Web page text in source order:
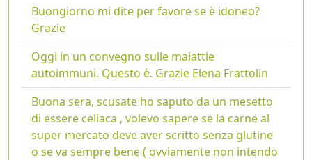
Buongiorno mi dite per favore se è idoneo?
Grazie
Oggi in un convegno sulle malattie
autoimmuni. Questo è. Grazie Elena Frattolin
Buona sera, scusate ho saputo da un mesetto
di essere celiaca , volevo sapere se la carne al
super mercato deve aver scritto senza glutine
o se va sempre bene ( ovviamente non intendo